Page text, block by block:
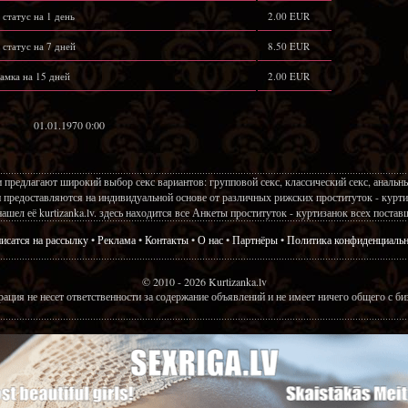
на 1 день 2.00 EUR
на 7 дней 8.50 EUR
на 15 дней 2.00 EUR
01.01.1970 0:00
широкий выбор секс вариантов: групповой секс, классический секс,
на индивидуальной основе от различных рижских проституток -
её kurtizanka.lv. здесь находится все Анкеты проституток - куртизанок всех
на рассылку•Реклама•Контакты•О нас•Партнёры•Политика
© 2010 - 2026 Kurtizanka.lv
не несет ответственности за содержание объявлений и не имеет ничего общего с